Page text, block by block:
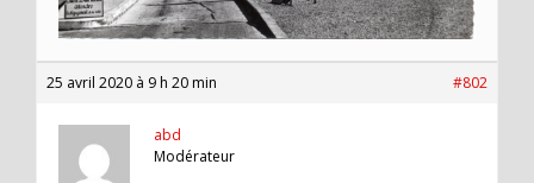
25 avril 2020 à 9 h 20 min #802
abd
Modérateur